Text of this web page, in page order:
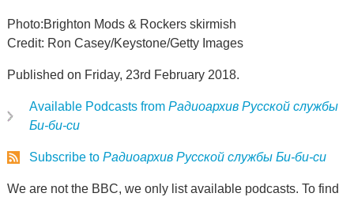
Photo:Brighton Mods & Rockers skirmish
Credit: Ron Casey/Keystone/Getty Images
Published on Friday, 23rd February 2018.
Available Podcasts from Радиоархив Русской службы
Би-би-си
Subscribe to Радиоархив Русской службы Би-би-си
We are not the BBC, we only list available podcasts. To find